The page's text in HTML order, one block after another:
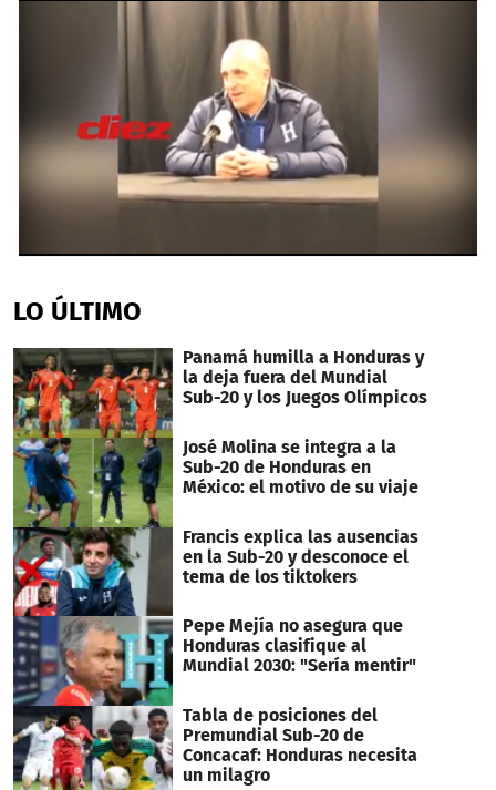
of
3
42
seconds
LO ÚLTIMO
Panamá humilla a Honduras y
la deja fuera del Mundial
Sub-20 y los Juegos Olímpicos
José Molina se integra a la
Sub-20 de Honduras en
México: el motivo de su viaje
Francis explica las ausencias
en la Sub-20 y desconoce el
tema de los tiktokers
Pepe Mejía no asegura que
Honduras clasifique al
Mundial 2030: "Sería mentir"
Tabla de posiciones del
Premundial Sub-20 de
Concacaf: Honduras necesita
un milagro